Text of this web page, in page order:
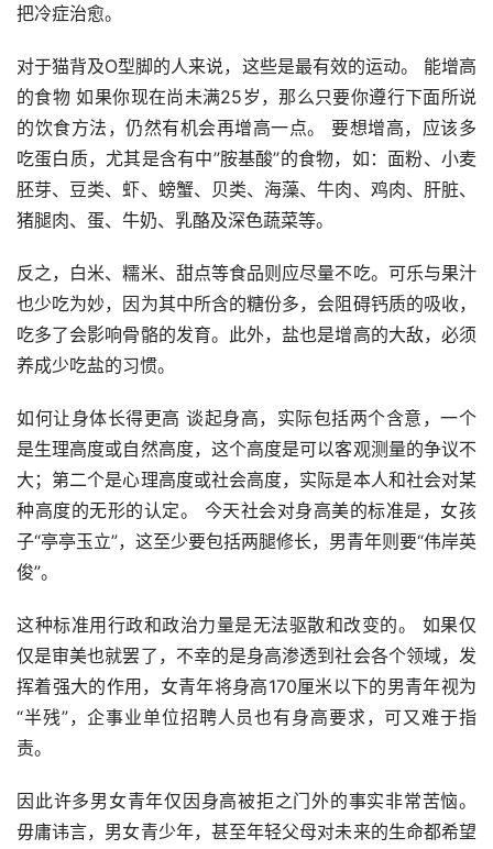
把冷症治愈。
对于猫背及O型脚的人来说，这些是最有效的运动。 能增高
的食物 如果你现在尚未满25岁，那么只要你遵行下面所说
的饮食方法，仍然有机会再增高一点。 要想增高，应该多
吃蛋白质，尤其是含有中”胺基酸”的食物，如：面粉、小麦
胚芽、豆类、虾、螃蟹、贝类、海藻、牛肉、鸡肉、肝脏、
猪腿肉、蛋、牛奶、乳酪及深色蔬菜等。
反之，白米、糯米、甜点等食品则应尽量不吃。可乐与果汁
也少吃为妙，因为其中所含的糖份多，会阻碍钙质的吸收，
吃多了会影响骨骼的发育。此外，盐也是增高的大敌，必须
养成少吃盐的习惯。
如何让身体长得更高 谈起身高，实际包括两个含意，一个
是生理高度或自然高度，这个高度是可以客观测量的争议不
大；第二个是心理高度或社会高度，实际是本人和社会对某
种高度的无形的认定。 今天社会对身高美的标准是，女孩
子“亭亭玉立”，这至少要包括两腿修长，男青年则要“伟岸英
俊”。
这种标准用行政和政治力量是无法驱散和改变的。 如果仅
仅是审美也就罢了，不幸的是身高渗透到社会各个领域，发
挥着强大的作用，女青年将身高170厘米以下的男青年视为
“半残”，企事业单位招聘人员也有身高要求，可又难于指
责。
因此许多男女青年仅因身高被拒之门外的事实非常苦恼。
毋庸讳言，男女青少年，甚至年轻父母对未来的生命都希望